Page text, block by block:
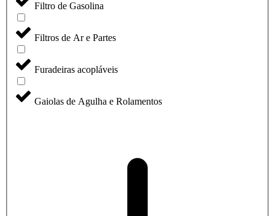
Filtro de Gasolina
Filtros de Ar e Partes
Furadeiras acopláveis
Gaiolas de Agulha e Rolamentos